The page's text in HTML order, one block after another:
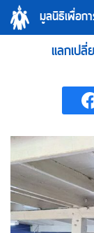
Skip
มูลนิธิเพื่อก
แลกเปลี่